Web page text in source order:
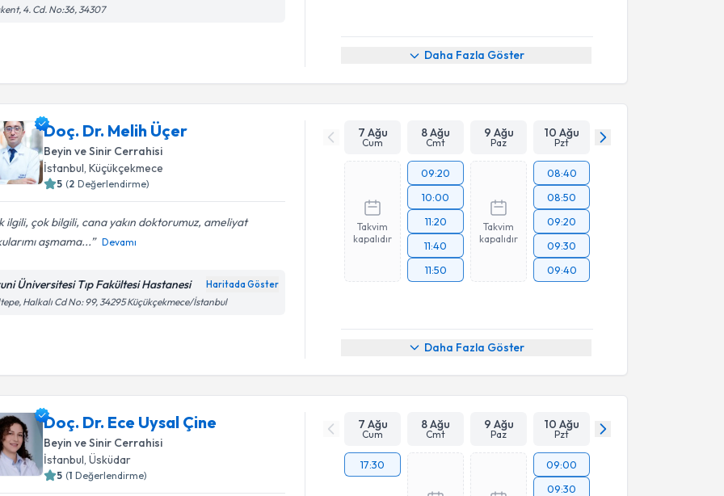
4. Cd. No:36, 34307
Daha Fazla Göster
Doç. Dr. Melih Üçer
Beyin ve Sinir Cerrahisi
İstanbul , Küçükçekmece
5 (2 Değerlendirme)
ilgili, çok bilgili, cana yakın doktorumuz, ameliyat
aşmama...
Devamı
Üniversitesi Tıp Fakültesi Hastanesi Haritada Göster
Halkalı Cd No: 99, 34295 Küçükçekmece/İstanbul
7 Ağu
Cum
8 Ağu
Cmt
9 Ağu
Paz
10 Ağu
Pzt
Takvim
kapalıdır
09:20
10:00
11:20
11:40
11:50
Takvim
kapalıdır
08:40
08:50
09:20
09:30
09:40
Daha Fazla Göster
Doç. Dr. Ece Uysal Çine
Beyin ve Sinir Cerrahisi
İstanbul, Üsküdar
5 (1 Değerlendirme)
7 Ağu
Cum
8 Ağu
Cmt
9 Ağu
Paz
10 Ağu
Pzt
17:30
09:00
09:30